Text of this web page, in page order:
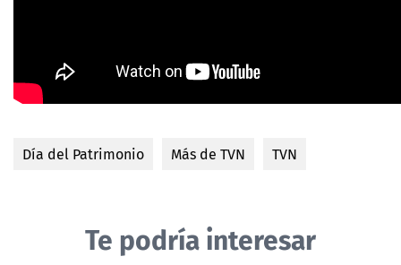
Día del Patrimonio Más de TVN TVN
Te podría interesar